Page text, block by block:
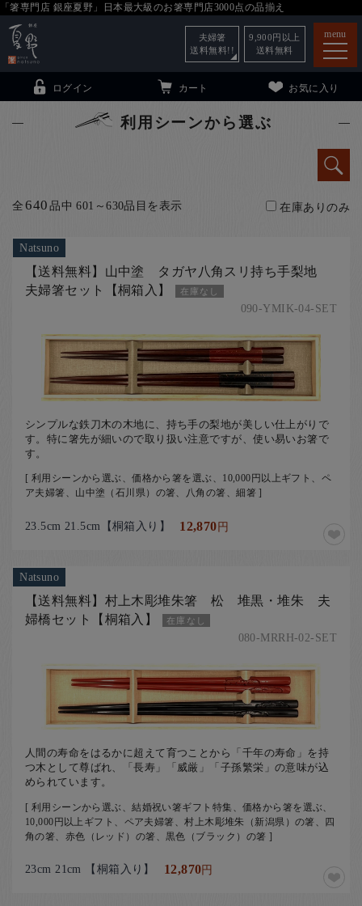
「箸専門店 銀座夏野」日本最大級のお箸専門店3000点の品揃え
menu
銀座夏野・箸長
こども和食器 小夏について
法人・飲食店のお客様
店舗紹介
お問い合わせ
お知らせ
箸ブログ
ログイン カート お気に入り
夫婦箸
送料無料!!
9,900 円以上
送料無料
利用シーンから選ぶ
全640品中 601～630品目を表示 在庫ありのみ
Natsuno
【送料無料】山中塗 タガヤ八角スリ持ち手梨地
夫婦箸セット【桐箱入】
在庫なし
090-YMIK-04-SET
シンプルな鉄刀木の木地に、持ち手の梨地が美しい仕上がりで
す。特に箸先が細いので取り扱い注意ですが、使い易いお箸で
す。
[ 利用シーンから選ぶ、価格から箸を選ぶ、10,000円以上ギフト、ペ
ア夫婦箸、山中塗（石川県）の箸、八角の箸、細箸 ]
23.5cm 21.5cm【桐箱入り】 12,870円
Natsuno
【送料無料】村上木彫堆朱箸 松 堆黒・堆朱 夫
婦橋セット【桐箱入】
在庫なし
080-MRRH-02-SET
人間の寿命をはるかに超えて育つことから「千年の寿命」を持
つ木として尊ばれ、「長寿」「威厳」「子孫繁栄」の意味が込
められています。
[ 利用シーンから選ぶ、結婚祝い箸ギフト特集、価格から箸を選ぶ、
10,000円以上ギフト、ペア夫婦箸、村上木彫堆朱（新潟県）の箸、四
角の箸、赤色（レッド）の箸、黒色（ブラック）の箸 ]
23cm 21cm 【桐箱入り】 12,870円